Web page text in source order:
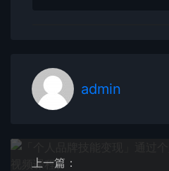
admin
上一篇：